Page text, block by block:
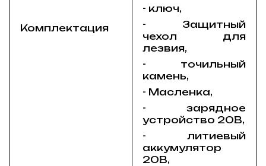
Комплектация
- ключ,
- Защитный
чехол для
лезвия,
- точильный
камень,
- Масленка,
- зарядное
устройство 20В,
- литиевый
аккумулятор
20В,